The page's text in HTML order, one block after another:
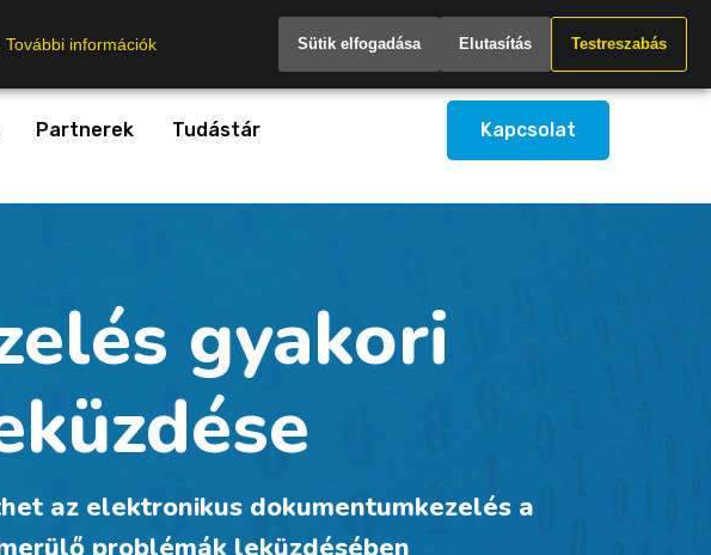
Partnerek Tudástár Kapcsolat
gyakori
az elektronikus dokumentumkezelés a
További információk Sütik elfogadása Elutasítás Testreszabás